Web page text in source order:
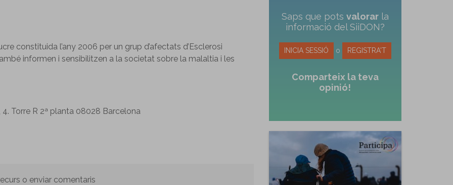
constituida l’any 2006 per un grup d’afectats d’Esclerosi
informen i sensibilitzen a la societat sobre la malaltia i les
Torre R 2ª planta 08028 Barcelona
o enviar comentaris
Saps que pots valorarla
informació del SiiDON?
INICIA SESSIÓ o REGISTRA'T
Comparteix la teva
opinió!